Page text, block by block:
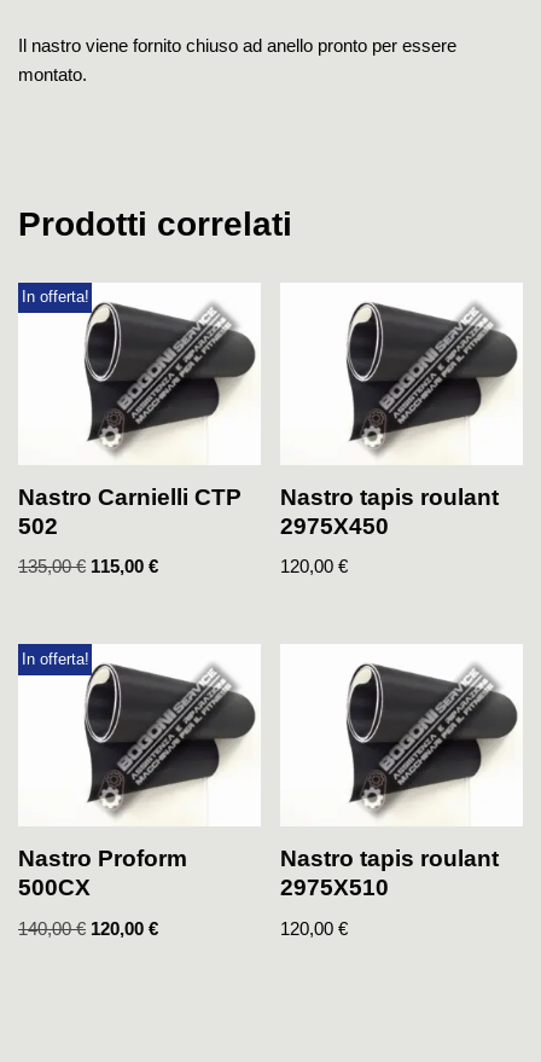
Il nastro viene fornito chiuso ad anello pronto per essere
montato.
Prodotti correlati
In offerta!
Nastro Carnielli CTP
502
135,00€ 115,00 €
Nastro tapis roulant
2975X450
120,00€
In offerta!
Nastro Proform
500CX
140,00€ 120,00 €
Nastro tapis roulant
2975X510
120,00€